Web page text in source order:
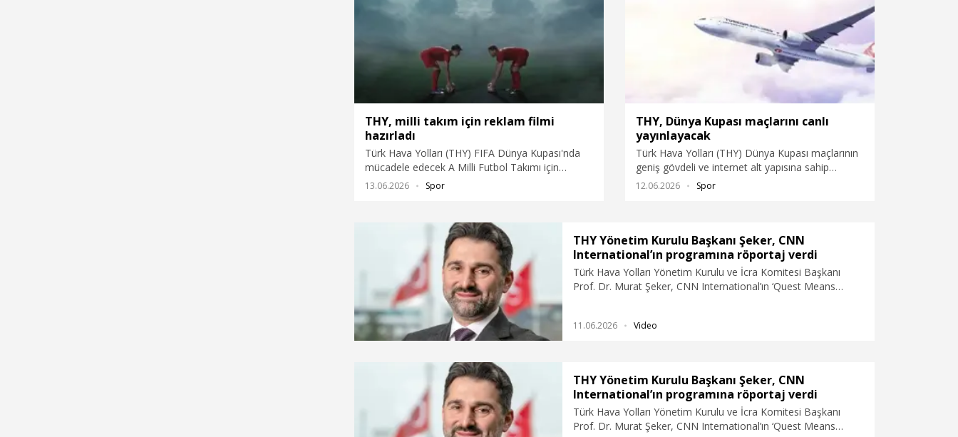
THY, milli takım için reklam filmi
hazırladı
Türk Hava Yolları (THY) FIFA Dünya Kupası'nda
mücadele edecek A Milli Futbol Takımı için
hazırladığı video havayolu şirketinin sanal medya
13.06.2026 Spor
THY, Dünya Kupası maçlarını canlı
yayınlayacak
Türk Hava Yolları (THY) Dünya Kupası maçlarının
geniş gövdeli ve internet alt yapısına sahip
uçaklarda canlı yayınlanacağını duyurdu.
12.06.2026 Spor
THY Yönetim Kurulu Başkanı Şeker, CNN
International’ın programına röportaj verdi
Türk Hava Yolları Yönetim Kurulu ve İcra Komitesi Başkanı
Prof. Dr. Murat Şeker, CNN International’ın ‘Quest Means
konularında açıklamalarda bulundu. Şeker, THY’nin 2033
etti.
11.06.2026 Video
THY Yönetim Kurulu Başkanı Şeker, CNN
International’ın programına röportaj verdi
Türk Hava Yolları Yönetim Kurulu ve İcra Komitesi Başkanı
Prof. Dr. Murat Şeker, CNN International’ın ‘Quest Means